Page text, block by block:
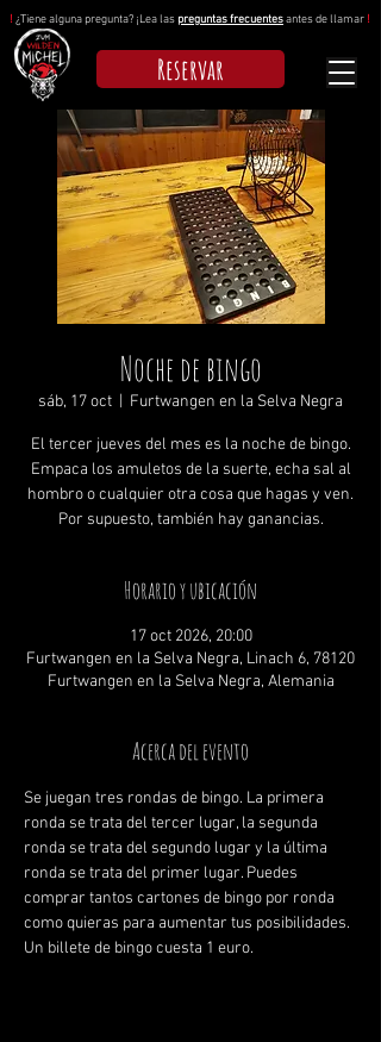
! ¿Tiene alguna pregunta? ¡Lea las preguntas frecuentesantes de llamar !
Reservar
Noche de bingo
sáb, 17 oct Furtwangen en la Selva Negra
El tercer jueves del mes es la noche de bingo.
Empaca los amuletos de la suerte, echa sal al
hombro o cualquier otra cosa que hagas y ven.
Por supuesto, también hay ganancias.
Horario y ubicación
17 oct 2026, 20:00
Furtwangen en la Selva Negra, Linach 6, 78120
Furtwangen en la Selva Negra, Alemania
Acerca del evento
Se juegan tres rondas de bingo. La primera
ronda se trata del tercer lugar, la segunda
ronda se trata del segundo lugar y la última
ronda se trata del primer lugar. Puedes
comprar tantos cartones de bingo por ronda
como quieras para aumentar tus posibilidades.
Un billete de bingo cuesta 1 euro.